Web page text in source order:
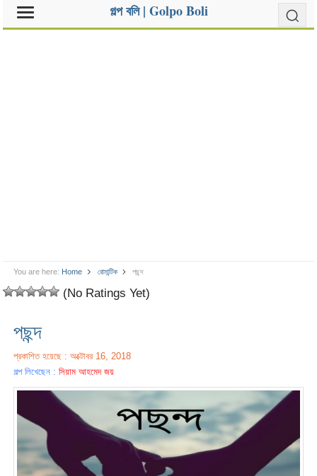
গল্প বলি | Golpo Boli
You are here: Home রোমান্টিক পছন্দ
(No Ratings Yet)
পছন্দ
প্রকাশিত হয়েছে : অক্টোবর 16, 2018
গল্প লিখেছেন :সিয়াম আহমেদ জয়